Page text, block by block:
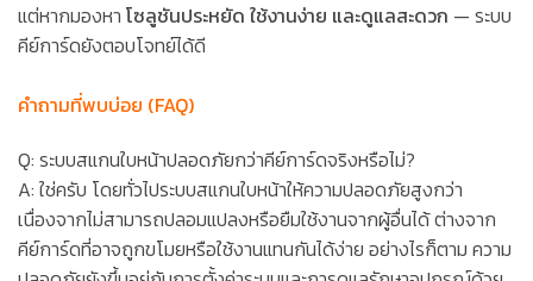
แต่หากมองหา โซลูชันประหยัด ใช้งานง่าย และดูแลสะดวก — ระบบ
คีย์การ์ดยังตอบโจทย์ได้ดี
คำถามที่พบบ่อย (FAQ)
Q: ระบบสแกนใบหน้าปลอดภัยกว่าคีย์การ์ดจริงหรือไม่?
A: ใช่ครับ โดยทั่วไประบบสแกนใบหน้าให้ความปลอดภัยสูงกว่า
เนื่องจากไม่สามารถปลอมแปลงหรือยืมใช้งานจากผู้อื่นได้ ต่างจาก
คีย์การ์ดที่อาจถูกขโมยหรือใช้งานแทนกันได้ง่าย อย่างไรก็ตาม ความ